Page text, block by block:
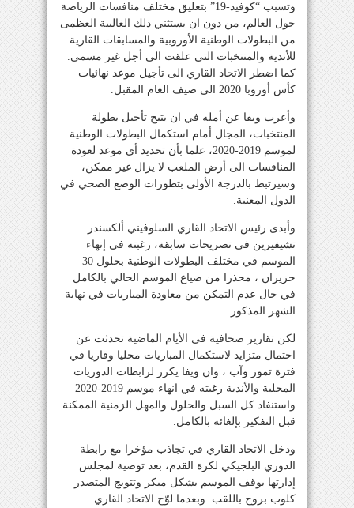
وتسبب “كوفيد-19” بتعليق مختلف منافسات الرياضة
حول العالم، من دون ان يستثني ذلك الغالبية العظمى
من البطولات الوطنية الأوروبية والمسابقات القارية
للأندية والمنتخبات التي علقت الى أجل غير مسمى.
كما اضطر الاتحاد القاري الى تأجيل موعد نهائيات
كأس أوروبا 2020 الى صيف العام المقبل.
وأعرب ويفا عن أمله في ان يتيح تأجيل بطولة
المنتخبات، المجال أمام استكمال البطولات الوطنية
لموسم 2019-2020، علما بأن تحديد أي موعد لعودة
المنافسات الى أرض الملعب لا يزال غير ممكن،
وسيرتبط بالدرجة الأولى بتطورات الوضع الصحي في
الدول المعنية.
وأبدى رئيس الاتحاد القاري السلوفيني ألكسندر
تشيفيرين في تصريحات سابقة، رغبته في إنهاء
الموسم في مختلف البطولات الوطنية بحلول 30
حزيران ، محذرا من ضياع الموسم الحالي بالكامل
في حال عدم التمكن من معاودة المباريات في نهاية
الشهر المذكور.
لكن تقارير صحافية في الأيام الماضية تحدثت عن
احتمال متزايد لاستكمال المباريات محليا وقاريا في
فترة تموز وآب ، وان ويفا يكرر لرابطات الدوريات
المحلية والأندية رغبته في انهاء موسم 2019-2020
واستنفاد كل السبل والحلول والمهل الزمنية الممكنة
قبل التفكير بإلغائه بالكامل.
ودخل الاتحاد القاري في تجاذب مؤخرا مع رابطة
الدوري البلجيكي لكرة القدم، بعد توصية لمجلس
إدارتها بوقف الموسم بشكل مبكر وتتويج المتصدر
كلوب بروج باللقب. وبعدما لوّح الاتحاد القاري